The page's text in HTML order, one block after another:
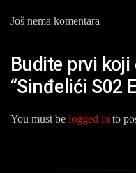
Još nema komentara
Budite prvi
“Sinđelići S02
You must be logged in to